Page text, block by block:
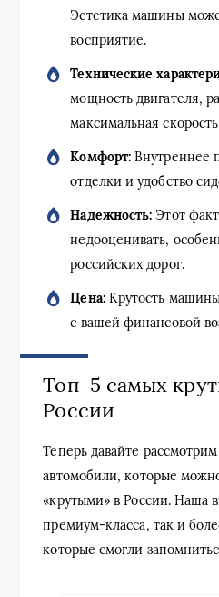
Эстетика машины
восприятие.
Технические
мощность двигателя,
максимальная
Комфорт: Внутреннее
отделки и удобство
Надежность: Этот
недооценивать,
российских дорог.
Цена:Крутость
с вашей финансовой
Топ-5 самых
России
Теперь давайте
автомобили, которые
«крутыми» в России. Наша
премиум-класса, так и
которые смогли